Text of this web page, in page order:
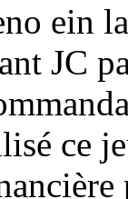
ein
JC
ce